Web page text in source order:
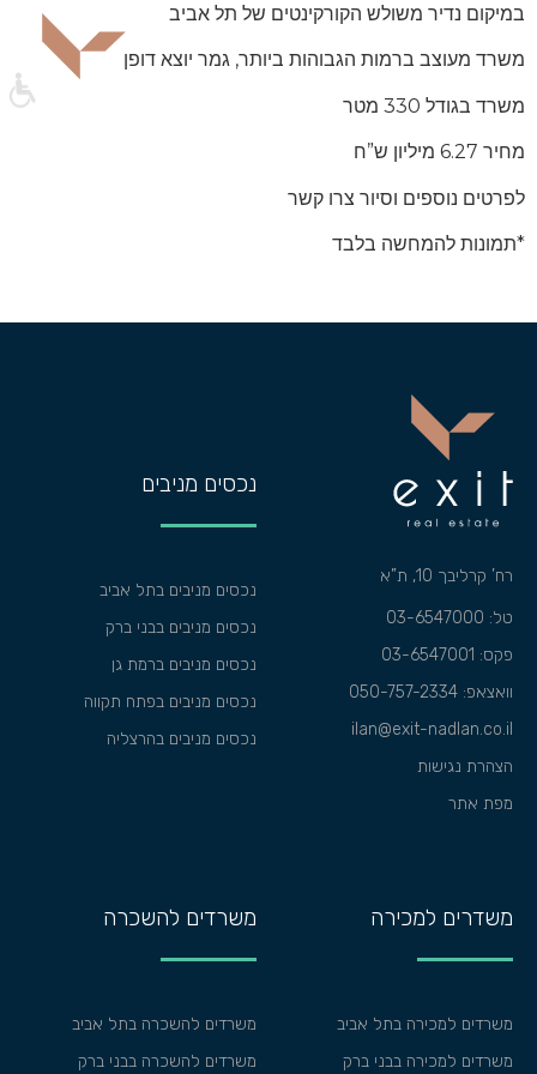
במיקום נדיר משולש הקורקינטים של תל אביב
משרד מעוצב ברמות הגבוהות ביותר, גמר יוצא דופן
משרד בגודל 330 מטר
מחיר 6.27 מיליון ש”ח
לפרטים נוספים וסיור צרו קשר
*תמונות להמחשה בלבד
משרדים להשכרה
משרדים להשכרה בתל אביב
משרדים להשכרה בבני ברק
משדרים למכירה
משרדים למכירה בתל אביב
משרדים למכירה בבני ברק
נכסים מניבים
נכסים מניבים בתל אביב
נכסים מניבים בבני ברק
נכסים מניבים ברמת גן
נכסים מניבים בפתח תקווה
נכסים מניבים בהרצליה
רח’ קרליבך 10, ת”א
טל: 03-6547000
פקס: 03-6547001
וואצאפ: 050-757-2334
ilan@exit-nadlan.co.il
הצהרת נגישות
מפת אתר